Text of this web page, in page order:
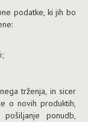
podatke, ki jih bo
trženja, in sicer
o novih produktih,
ponudb,